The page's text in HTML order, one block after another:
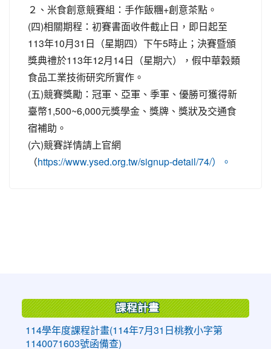
２、米食創意競賽組：手作飯糰+創意茶點。
(四)相關期程：初賽書面收件截止日，即日起至
113年10月31日（星期四）下午5時止；決賽暨頒
獎典禮於113年12月14日（星期六），假中華穀類
食品工業技術研究所實作。
(五)競賽獎勵：冠軍、亞軍、季軍、優勝可獲得新
臺幣1,500~6,000元獎學金、獎牌、獎狀及交通食
宿補助。
(六)競賽詳情請上官網
（https://www.ysed.org.tw/signup-detail/74/）。
課程計畫
114學年度課程計畫(114年7月31日桃教小字第
1140071603號函備查)